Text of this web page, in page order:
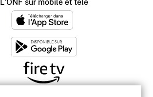
L'ONF sur mobile et télé